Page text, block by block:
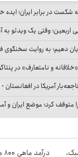
شکست در برابر ایران؛ ایده
اربعین؛ وقتی یک ویدئو
دهیم؛ به روایت سخنگوی
و نامتعارف» در
آمریکا در
متوقف کرد؛ موضع ایران و